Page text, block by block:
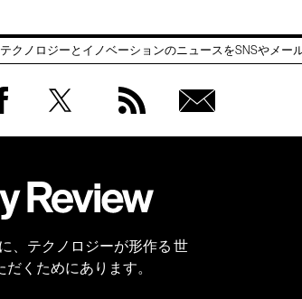
クノロジーとイノベーションのニュースをSNSやメー
会員
、テクノロジーが形作る 世
くためにあります。